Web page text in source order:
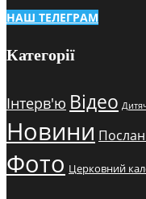
НАШ ТЕЛЕГРАМ
Категорії
Інтерв'ю Відео
Новини
Фото Церковний